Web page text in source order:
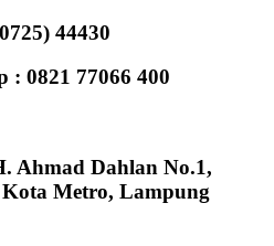
44430
: 0821 77066 400
Ahmad Dahlan No.1,
Metro, Lampung